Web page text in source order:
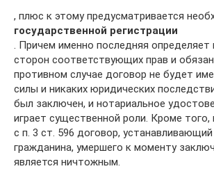
, плюс к этому предусматривается
государственной регистрации
. Причем именно последняя определяет
сторон соответствующих прав и
противном случае договор не будет
силы и никаких юридических
был заключен, и нотариальное
играет существенной роли. Кроме того,
с п. 3 ст. 596 договор,
гражданина, умершего к моменту
является ничтожным.